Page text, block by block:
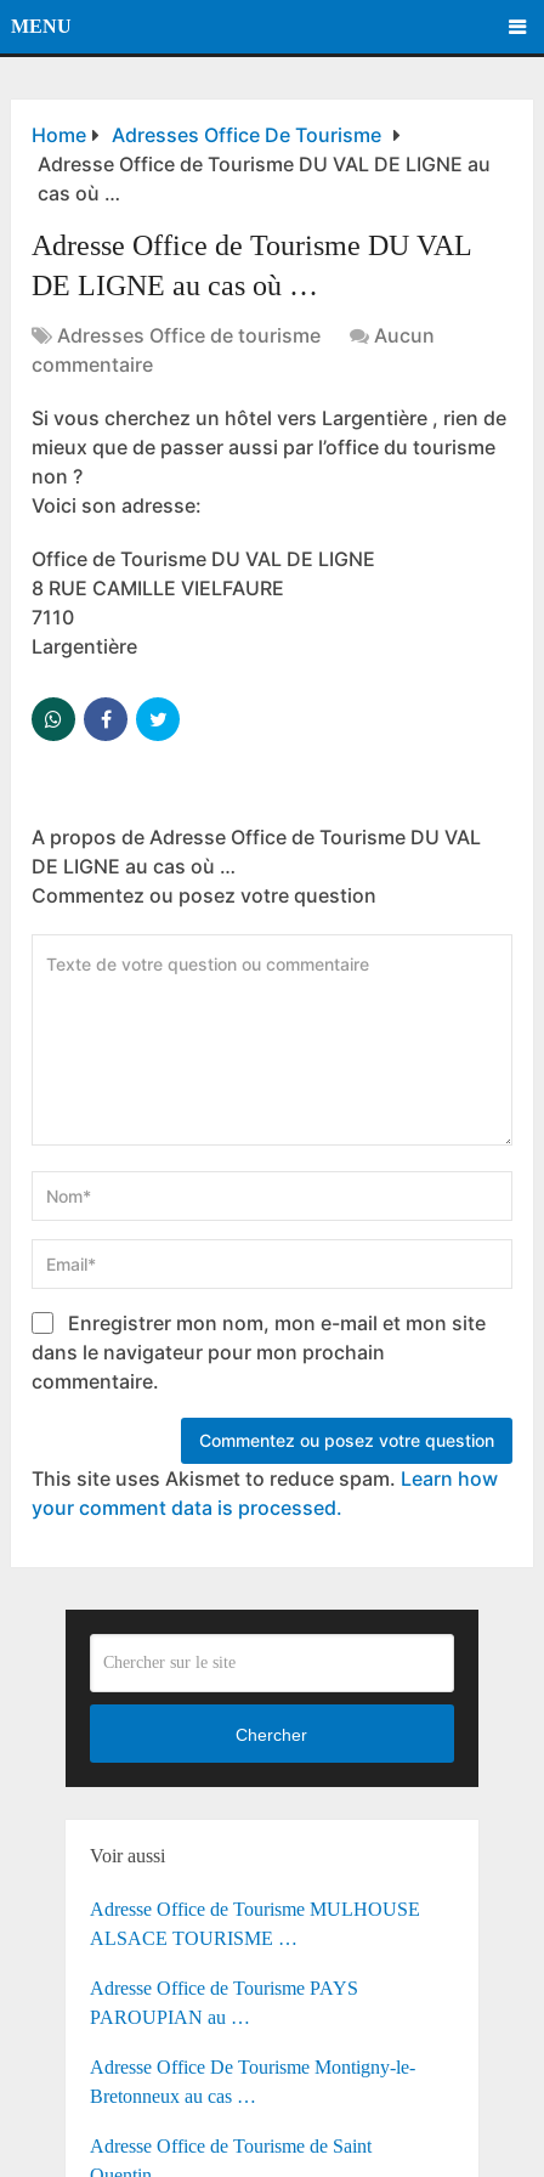
MENU
Home
Adresses Office De Tourisme
Adresse Office de Tourisme DU VAL DE LIGNE au
cas où …
Adresse Office de Tourisme DU VAL
DE LIGNE au cas où …
Adresses Office de tourisme
Aucun
commentaire
Si vous cherchez un hôtel vers Largentière , rien de
mieux que de passer aussi par l’office du tourisme
non ?
Voici son adresse:
Office de Tourisme DU VAL DE LIGNE
8 RUE CAMILLE VIELFAURE
7110
Largentière
A propos de Adresse Office de Tourisme DU VAL
DE LIGNE au cas où …
Commentez ou posez votre question
Enregistrer mon nom, mon e-mail et mon site
dans le navigateur pour mon prochain
commentaire.
This site uses Akismet to reduce spam. Learn how
your comment data is processed.
Chercher
Voir aussi
Adresse Office de Tourisme MULHOUSE
ALSACE TOURISME …
Adresse Office de Tourisme PAYS
PAROUPIAN au …
Adresse Office De Tourisme Montigny-le-
Bretonneux au cas …
Adresse Office de Tourisme de Saint